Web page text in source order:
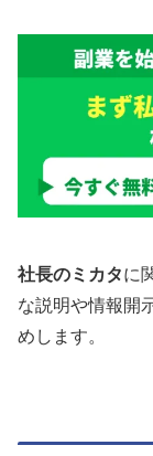
社長のミカタに
な説明や情報開
めします。